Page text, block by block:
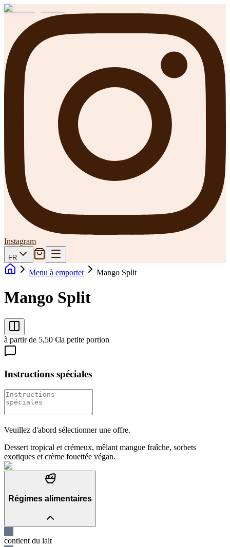
Instagram
FR
Menu à emporter Mango Split
Mango Split
à partir de 5,50 €la petite portion
Instructions spéciales
Veuillez d'abord sélectionner une offre.
Dessert tropical et crémeux, mêlant mangue fraîche, sorbets
exotiques et crème fouettée végan.
Régimes alimentaires
contient du lait